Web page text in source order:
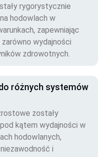
rygorystycznie
hodowlach w
zapewniając
wydajności
zdrowotnych.
różnych systemów
zostały
kątem wydajności w
hodowlanych,
i